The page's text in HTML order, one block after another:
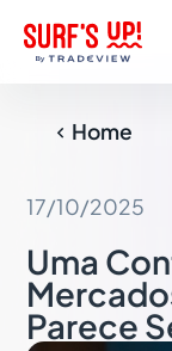
 Home
17/10/2025
Uma
Parece